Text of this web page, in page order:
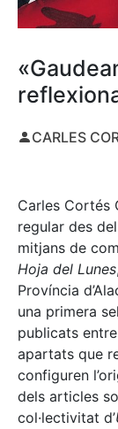
CARLES
Carles Cortés
regular des
mitjans de
Hoja del Lunes
Província
una primera
publicats
apartats que
configuren
dels articles
col·lectivitat d’